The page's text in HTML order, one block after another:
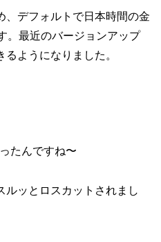
、デフォルトで日本時間の金
。最近のバージョンアップ
ようになりました。
たんですね〜
ルッとロスカットされまし